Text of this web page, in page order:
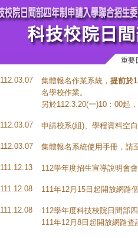
重要
112.03.07 集體報名作業系統， 提前於
名學校作業。
另於112.3.20(一)10：00起
112.03.07 申請校系(組)、學程資料空
112.03.07 集體報名系統使用手冊，請
111.12.13 112學年度招生宣導說明會
111.12.08 111年12月15日起開放網路
111.12.08
112學年度科技校院日間部
111年12月8日起開放網路查